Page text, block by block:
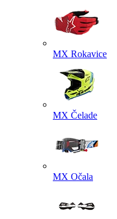
MX Rokavice
MX Čelade
MX Očala